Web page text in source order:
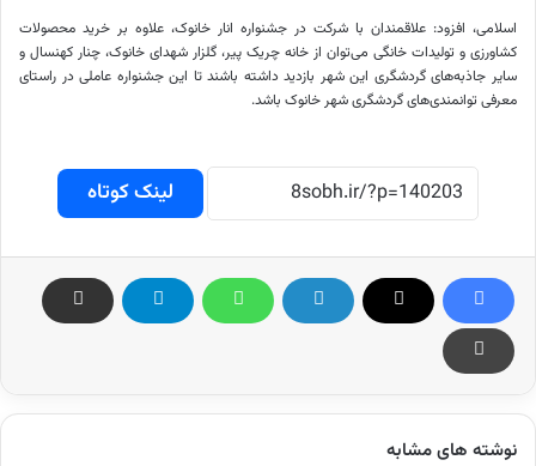
اسلامی، افزود: علاقمندان با شرکت در جشنواره انار خانوک، علاوه بر خرید محصولات
کشاورزی و تولیدات خانگی می‌توان از خانه چریک پیر، گلزار شهدای خانوک، چنار کهنسال و
سایر جاذبه‌های گردشگری این شهر بازدید داشته باشند تا این جشنواره عاملی در راستای
معرفی توانمندی‌های گردشگری شهر خانوک باشد.
لینک کوتاه
نوشته های مشابه